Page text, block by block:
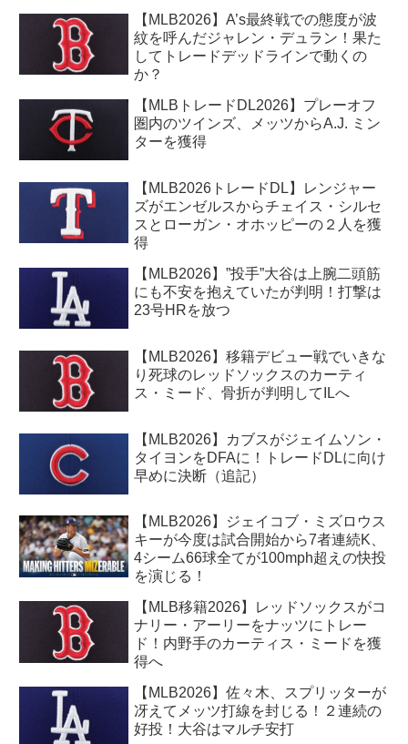
【MLB2026】A’s最終戦での態度が波
紋を呼んだジャレン・デュラン！果た
してトレードデッドラインで動くの
か？
【MLBトレードDL2026】プレーオフ
圏内のツインズ、メッツからA.J. ミン
ターを獲得
【MLB2026トレードDL】レンジャー
ズがエンゼルスからチェイス・シルセ
スとローガン・オホッピーの２人を獲
得
【MLB2026】”投手”大谷は上腕二頭筋
にも不安を抱えていたが判明！打撃は
23号HRを放つ
【MLB2026】移籍デビュー戦でいきな
り死球のレッドソックスのカーティ
ス・ミード、骨折が判明してILへ
【MLB2026】カブスがジェイムソン・
タイヨンをDFAに！トレードDLに向け
早めに決断（追記）
【MLB2026】ジェイコブ・ミズロウス
キーが今度は試合開始から7者連続K、
4シーム66球全てが100mph超えの快投
を演じる！
【MLB移籍2026】レッドソックスがコ
ナリー・アーリーをナッツにトレー
ド！内野手のカーティス・ミードを獲
得へ
【MLB2026】佐々木、スプリッターが
冴えてメッツ打線を封じる！２連続の
好投！大谷はマルチ安打